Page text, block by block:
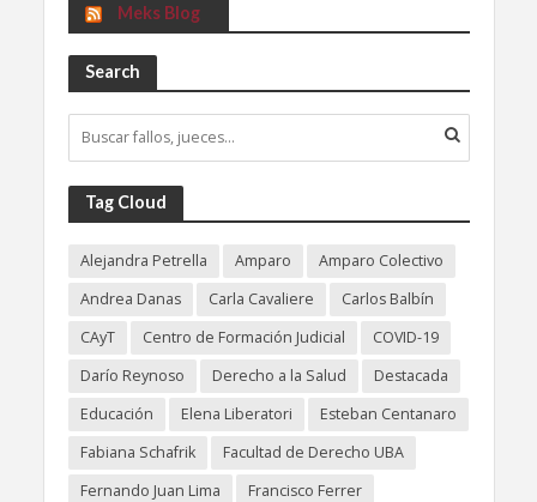
Meks Blog
Search
Tag Cloud
Alejandra Petrella Amparo
Amparo Colectivo
Andrea Danas
Carla Cavaliere
Carlos Balbín
CAyT
Centro de Formación Judicial
COVID-19
Darío Reynoso
Derecho a la Salud
Destacada
Educación
Elena Liberatori
Esteban Centanaro
Fabiana Schafrik
Facultad de Derecho UBA
Fernando Juan Lima
Francisco Ferrer